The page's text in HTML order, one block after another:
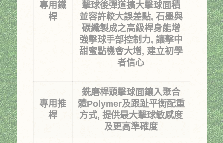
專用鐵
桿
擊球後彈道擴大擊球面積
並容許較大誤差點, 石墨與
碳纖製成之高級桿身能增
強擊球手部控制力, 讓擊中
甜蜜點機會大增, 建立初學
者信心
專用推
桿
銑磨桿頭擊球面鑲入聚合
體Polymer及跟趾平衡配重
方式, 提供最大擊球敏感度
及更高準確度